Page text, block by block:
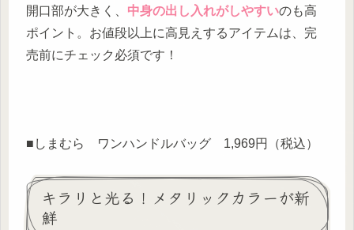
開口部が大きく、 中身の出し入れがしやすいのも高
ポイント。お値段以上に高見えするアイテムは、完
売前にチェック必須です！
■しまむら ワンハンドルバッグ 1,969円（税込）
キラリと光る！メタリックカラーが新
鮮